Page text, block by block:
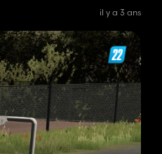
il y a 3 ans